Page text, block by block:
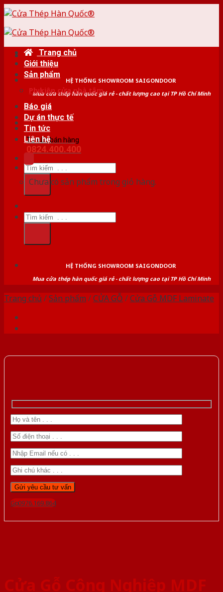
Skip
content
HỆ THỐNG SHOWROOM SAIGONDOOR
Mua cửa thép hàn quốc giá rẻ - chất lượng cao tại TP Hồ Chí Minh
Tư vấn bán hàng
0824.400.400
Tìm
kiếm:
Trang chủ
Giới thiệu
Sản phẩm
Phụ kiện cửa nhà tắm
Báo giá
Dự án thực tế
Tin tức
Liên hệ
Chưa có sản phẩm trong giỏ hàng.
Tìm
kiếm:
HỆ THỐNG SHOWROOM SAIGONDOOR
Mua cửa thép hàn quốc giá rẻ - chất lượng cao tại TP Hồ Chí Minh
Trang chủ /Sản phẩm /CỬA GỖ /Cửa Gỗ MDF Laminate
Gọi 0976.169.864
Cửa Gỗ Công Nghiệp MDF